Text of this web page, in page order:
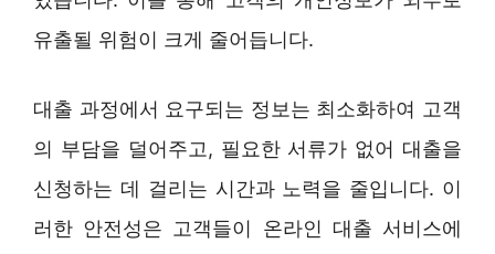
유출될 위험이 크게 줄어듭니다.
대출 과정에서 요구되는 정보는 최소화하여 고객
의 부담을 덜어주고, 필요한 서류가 없어 대출을
신청하는 데 걸리는 시간과 노력을 줄입니다. 이
러한 안전성은 고객들이 온라인 대출 서비스에